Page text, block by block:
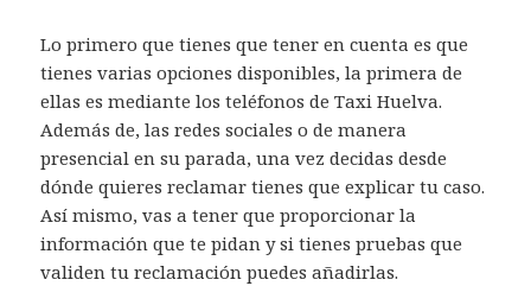
Lo primero que tienes que tener en cuenta es que
tienes varias opciones disponibles, la primera de
ellas es mediante los teléfonos de Taxi Huelva.
Además de, las redes sociales o de manera
presencial en su parada, una vez decidas desde
dónde quieres reclamar tienes que explicar tu caso.
Así mismo, vas a tener que proporcionar la
información que te pidan y si tienes pruebas que
validen tu reclamación puedes añadirlas.